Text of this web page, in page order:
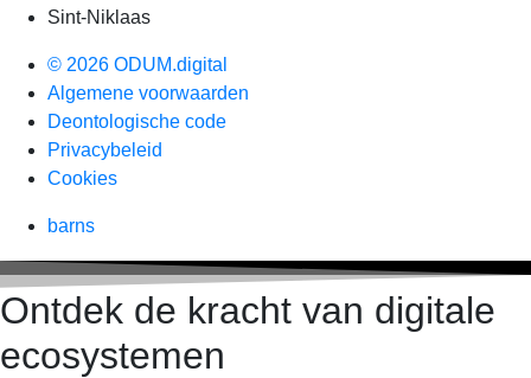
Sint-Niklaas
© 2026 ODUM.digital
Algemene voorwaarden
Deontologische code
Privacybeleid
Cookies
barns
Ontdek de kracht van digitale
ecosystemen